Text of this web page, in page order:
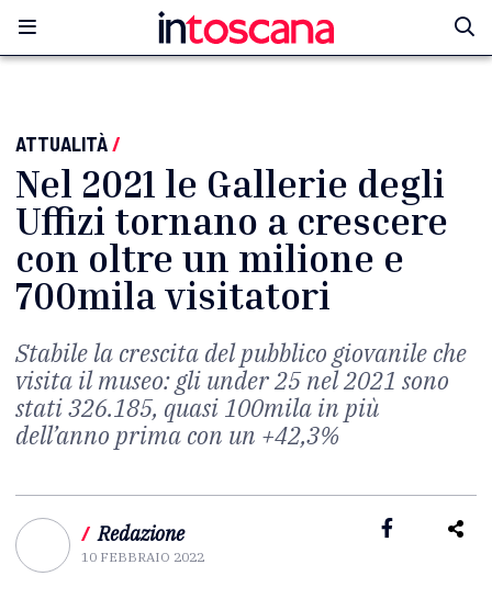
ATTUALITÀ/
Nel 2021 le Gallerie degli
Uffizi tornano a crescere
con oltre un milione e
700mila visitatori
Stabile la crescita del pubblico giovanile che
visita il museo: gli under 25 nel 2021 sono
stati 326.185, quasi 100mila in più
dell’anno prima con un +42,3%
/ Redazione
10 FEBBRAIO 2022